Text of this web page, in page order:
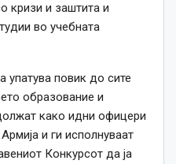
кризи и заштита и
во учебната
упатува повик до сите
образование и
како идни офицери
и ги исполнуваат
Конкурсот да ја